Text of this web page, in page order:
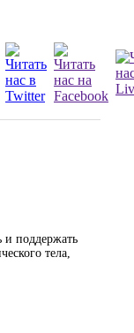
и поддержать
тела,